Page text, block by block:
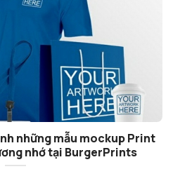
những mẫu mockup Print
nhớ tại BurgerPrints